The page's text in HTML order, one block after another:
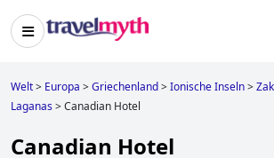
Welt> Europa >Griechenland>Ionische Inseln>
Laganas>Canadian Hotel
Canadian Hotel